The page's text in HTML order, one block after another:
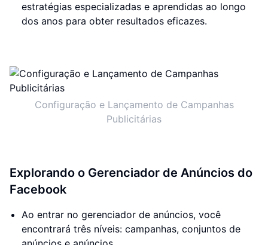
estratégias especializadas e aprendidas ao longo
dos anos para obter resultados eficazes.
Configuração e Lançamento de Campanhas
Publicitárias
Explorando o Gerenciador de Anúncios do
Facebook
Ao entrar no gerenciador de anúncios, você
encontrará três níveis: campanhas, conjuntos de